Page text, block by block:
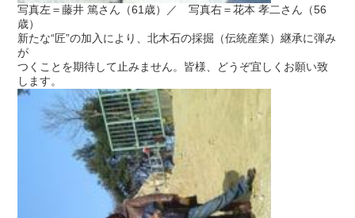
写真左＝藤井 篤さん（61歳）／ 写真右＝花本 孝二さん（56
歳）
新たな“匠”の加入により、北木石の採掘（伝統産業）継承に弾み
が
つくことを期待して止みません。皆様、どうぞ宜しくお願い致
します。